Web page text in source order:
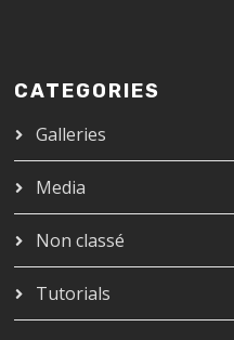
CATEGORIES
Galleries
Media
Non classé
Tutorials